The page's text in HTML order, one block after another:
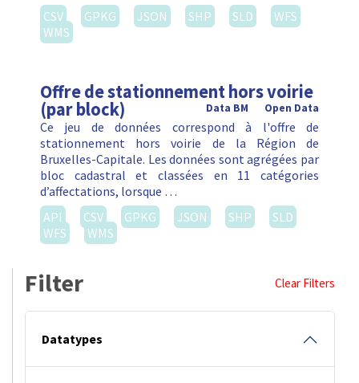
CSV
GPKG JSON SHP SLD
WFS
WMS
Offre de stationnement hors voirie
(par block) Open Data
Data BM
Ce jeu de données correspond à l'offre de
stationnement hors voirie de la Région de
Bruxelles-Capitale. Les données sont agrégées par
bloc cadastral et classées en 11 catégories
d’affectations, lorsque …
API
CSV GPKG JSON SHP
SLD
WFS
WMS
Filter Clear Filters
Datatypes